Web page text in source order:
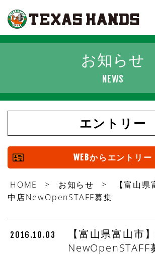
お
店
採
お知らせ
NEWS
エントリー
WEBからエントリー
HOME > お知らせ >
【富山
中店NewOpenSTAFF募集
2016.10.03
【富山県富山市
NewOpenSTAFF